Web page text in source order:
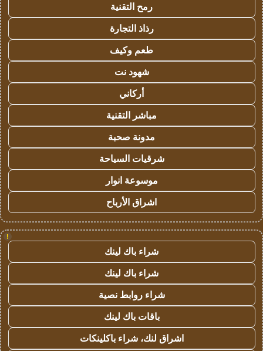
رمح التقنية
رذاذ التجارة
طعم وكيف
شهود نت
أركاني
مباشر التقنية
مدونة صحبة
شرقيات السياحة
موسوعة انوار
اشراق الأرباح
!
شراء باك لينك
شراء باك لينك
شراء روابط نصية
باقات باك لينك
اشراق لنك، شراء باكلينكات